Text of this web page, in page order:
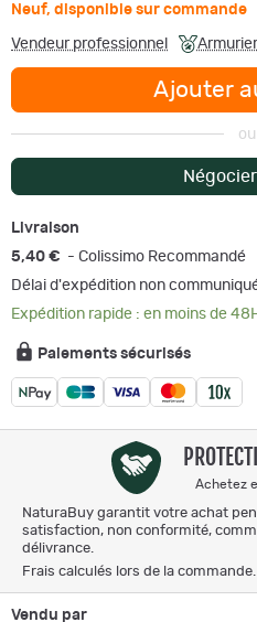
Neuf, disponible sur commande
Vendeur professionnel
Ajouter
ou
Livraison
5,40 € - Colissimo Recommandé
Délai d'expédition non
Expédition rapide : en moins de
Paiements sécurisés
Achetez
NaturaBuy garantit votre achat
satisfaction, non conformité,
délivrance.
Frais calculés lors de la commande.
Vendu par